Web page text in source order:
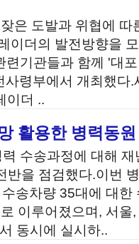
은 도발과 위협에
이더의 발전방향을
련기관들과 함께 '대
령부에서 개최했다
이더 ..
활용한 병력동
수송과정에 대해
반을 점검했다.이번
송차량 35대에 대한
이루어졌으며, 서
동시에 실시하..